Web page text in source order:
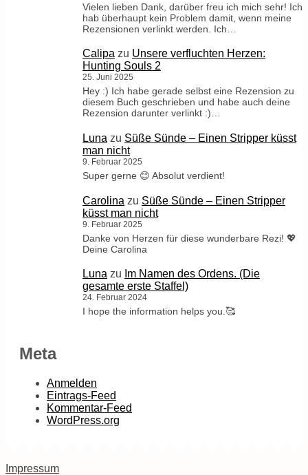
Vielen lieben Dank, darüber freu ich mich sehr! Ich
hab überhaupt kein Problem damit, wenn meine
Rezensionen verlinkt werden. Ich…
Calipa zu Unsere verfluchten Herzen:
Hunting Souls 2
25. Juni 2025
Hey :) Ich habe gerade selbst eine Rezension zu
diesem Buch geschrieben und habe auch deine
Rezension darunter verlinkt :)…
Luna zu Süße Sünde – Einen Stripper küsst
man nicht
9. Februar 2025
Super gerne 😊 Absolut verdient!
Carolina zu Süße Sünde – Einen Stripper
küsst man nicht
9. Februar 2025
Danke von Herzen für diese wunderbare Rezi! 💖
Deine Carolina
Luna zu Im Namen des Ordens. (Die
gesamte erste Staffel)
24. Februar 2024
I hope the information helps you.🥰
Meta
Anmelden
Eintrags-Feed
Kommentar-Feed
WordPress.org
Impressum